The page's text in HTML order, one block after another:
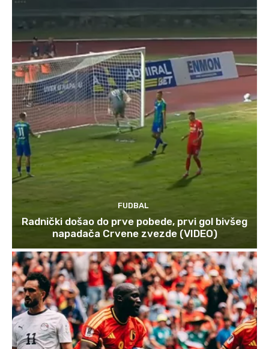
FUDBAL
Radnički došao do prve pobede, prvi gol bivšeg
napadača Crvene zvezde (VIDEO)